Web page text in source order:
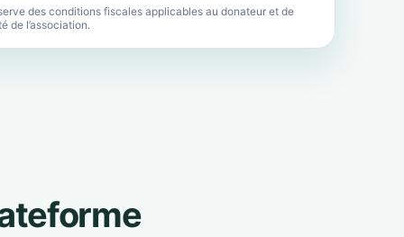
des conditions fiscales applicables au donateur et de
de l’association.